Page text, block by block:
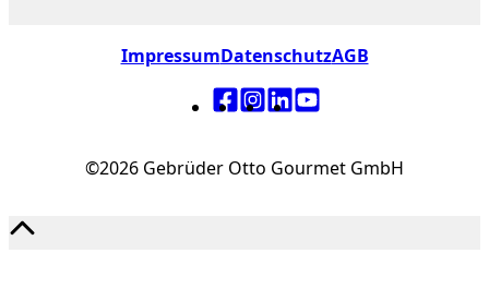
ImpressumDatenschutzAGB
©2026 Gebrüder Otto Gourmet GmbH